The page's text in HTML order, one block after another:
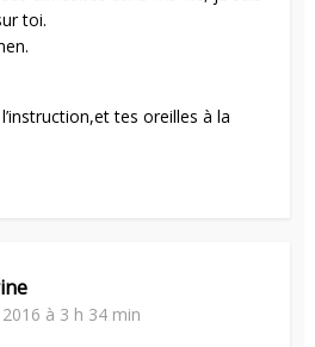
toi.
tes oreilles à la
à 3 h 34 min